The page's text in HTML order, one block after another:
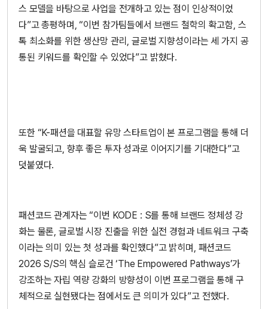
스 모델을 바탕으로 사업을 전개하고 있는 점이 인상적이었
다”고 총평하며, “이번 참가팀들에서 브랜드 철학의 확고함, 스
톡 최소화를 위한 생산망 관리, 글로벌 지향성이라는 세 가지 공
통된 키워드를 확인할 수 있었다”고 밝혔다.
또한 “K-패션을 대표할 유망 스타트업이 본 프로그램을 통해 더
욱 발굴되고, 향후 좋은 투자 성과로 이어지기를 기대한다”고
덧붙였다.
패션코드 관계자는 “이번 KODE : S를 통해 브랜드 정체성 강
화는 물론, 글로벌 시장 진출을 위한 실전 경험과 네트워크 구축
이라는 의미 있는 첫 성과를 확인했다”고 밝히며, 패션코드
2026 S/S의 핵심 슬로건 ‘The Empowered Pathways’가
강조하는 자립 역량 강화의 방향성이 이번 프로그램을 통해 구
체적으로 실현됐다는 점에서도 큰 의미가 있다”고 전했다.